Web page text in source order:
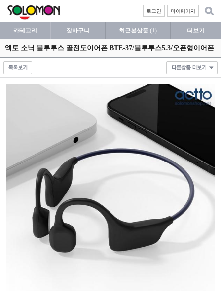
마이페이지
로그인
카테고리 장바구니 최근본상품 (1) 더보기
엑토 소닉 블루투스 골전도이어폰 BTE-37/블루투스5.3/오픈형이어폰